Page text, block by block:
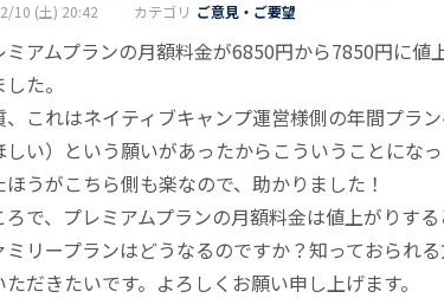
10 (土) 20:42 カテゴリ ご意見・ご要望
ミアムプランの月額料金が6850円から7850円に値
た。
、これはネイティブキャンプ運営様側の年間プラ
しい）という願いがあったからこういうことにな
ほうがこちら側も楽なので、助かりました！
ろで、プレミアムプランの月額料金は値上がりする
ミリープランはどうなるのですか？知っておられ
ただきたいです。よろしくお願い申し上げます。